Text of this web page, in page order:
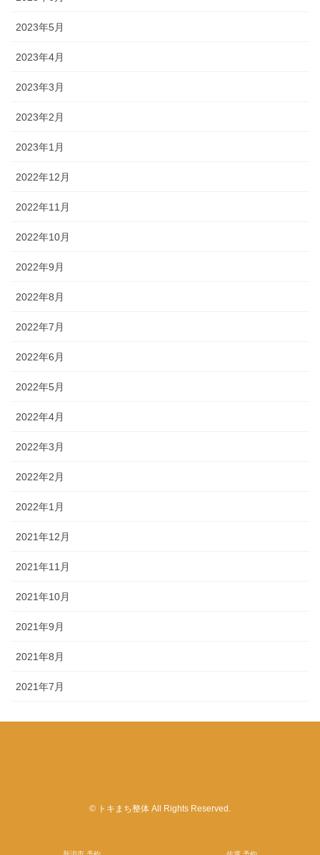
2023年5月
2023年4月
2023年3月
2023年2月
2023年1月
2022年12月
2022年11月
2022年10月
2022年9月
2022年8月
2022年7月
2022年6月
2022年5月
2022年4月
2022年3月
2022年2月
2022年1月
2021年12月
2021年11月
2021年10月
2021年9月
2021年8月
2021年7月
© トキまち整体 All Rights Reserved.